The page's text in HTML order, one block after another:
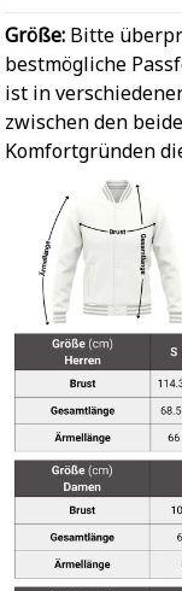
Größe: Bitte
bestmögliche
ist in
zwischen den
Komfortgründen